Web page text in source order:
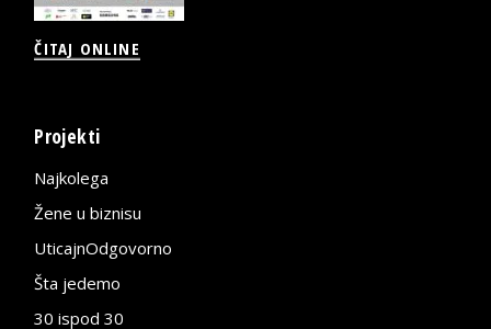
ČITAJ ONLINE
Projekti
Najkolega
Žene u biznisu
UticajnOdgovorno
Šta jedemo
30 ispod 30